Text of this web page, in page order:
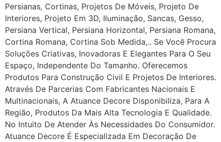
Persianas, Cortinas, Projetos De Móveis, Projeto De
Interiores, Projeto Em 3D, Iluminação, Sancas, Gesso,
Persiana Vertical, Persiana Horizontal, Persiana Romana,
Cortina Romana, Cortina Sob Medida,.. Se Você Procura
Soluções Criativas, Inovadoras E Elegantes Para O Seu
Espaço, Independente Do Tamanho. Oferecemos
Produtos Para Construção Civil E Projetos De Interiores.
Através De Parcerias Com Fabricantes Nacionais E
Multinacionais, A Atuance Decore Disponibiliza, Para A
Região, Produtos Da Mais Alta Tecnologia E Qualidade.
No Intuito De Atender Às Necessidades Do Consumidor.
Atuance Decore É Especializada Em Decoração De